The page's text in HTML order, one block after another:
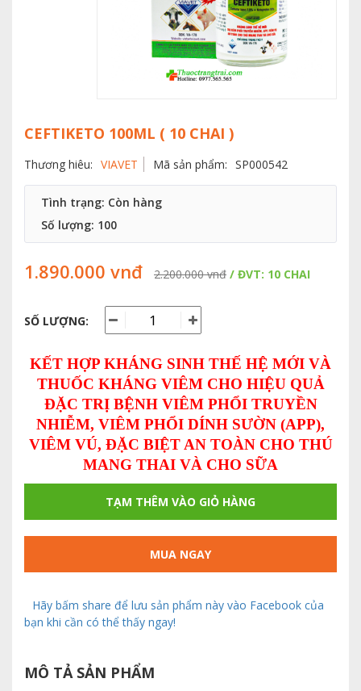
CEFTIKETO 100ML ( 10 CHAI )
Thương hiêu: VIAVET Mã sản phẩm: SP000542
Tình trạng: Còn hàng
Số lượng: 100
1.890.000 vnđ 2.200.000 vnđ / ĐVT: 10 CHAI
SỐ LƯỢNG:
KẾT HỢP KHÁNG SINH THẾ HỆ MỚI VÀ
THUỐC KHÁNG VIÊM CHO HIỆU QUẢ
ĐẶC TRỊ BỆNH VIÊM PHỔI TRUYỀN
NHIỄM, VIÊM PHỔI DÍNH SƯỜN (APP),
VIÊM VÚ, ĐẶC BIỆT AN TOÀN CHO THÚ
MANG THAI VÀ CHO SỮA
TẠM THÊM VÀO GIỎ HÀNG
MUA NGAY
Hãy bấm share để lưu sản phẩm này vào Facebook của
bạn khi cần có thể thấy ngay!
MÔ TẢ SẢN PHẨM